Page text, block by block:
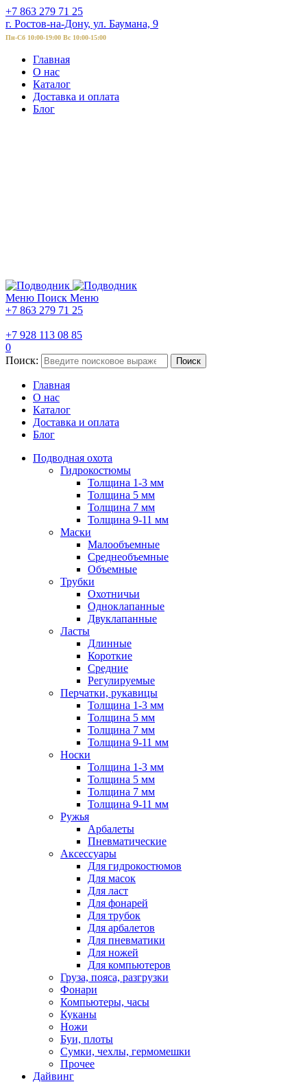
+7 863 279 71 25
г. Ростов-на-Дону, ул. Баумана, 9
Пн-Сб 10:00-19:00 Вс 10:00-15:00
Главная
О нас
Каталог
Доставка и оплата
Блог
Меню Поиск Меню
+7 863 279 71 25
+7 928 113 08 85
0
Поиск:
Поиск
Главная
О нас
Каталог
Доставка и оплата
Блог
Подводная охота
Гидрокостюмы
Толщина 1-3 мм
Толщина 5 мм
Толщина 7 мм
Толщина 9-11 мм
Маски
Малообъемные
Среднеобъемные
Объемные
Трубки
Охотничьи
Одноклапанные
Двуклапанные
Ласты
Длинные
Короткие
Средние
Регулируемые
Перчатки, рукавицы
Толщина 1-3 мм
Толщина 5 мм
Толщина 7 мм
Толщина 9-11 мм
Носки
Толщина 1-3 мм
Толщина 5 мм
Толщина 7 мм
Толщина 9-11 мм
Ружья
Арбалеты
Пневматические
Аксессуары
Для гидрокостюмов
Для масок
Для ласт
Для фонарей
Для трубок
Для арбалетов
Для пневматики
Для ножей
Для компьютеров
Груза, пояса, разгрузки
Фонари
Компьютеры, часы
Куканы
Ножи
Буи, плоты
Сумки, чехлы, гермомешки
Прочее
Дайвинг